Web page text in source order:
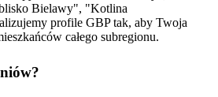
Bielawy", "Kotlina
profile GBP tak, aby Twoja
całego subregionu.
?